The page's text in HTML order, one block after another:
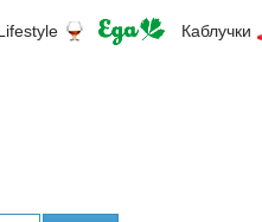
Каблучки